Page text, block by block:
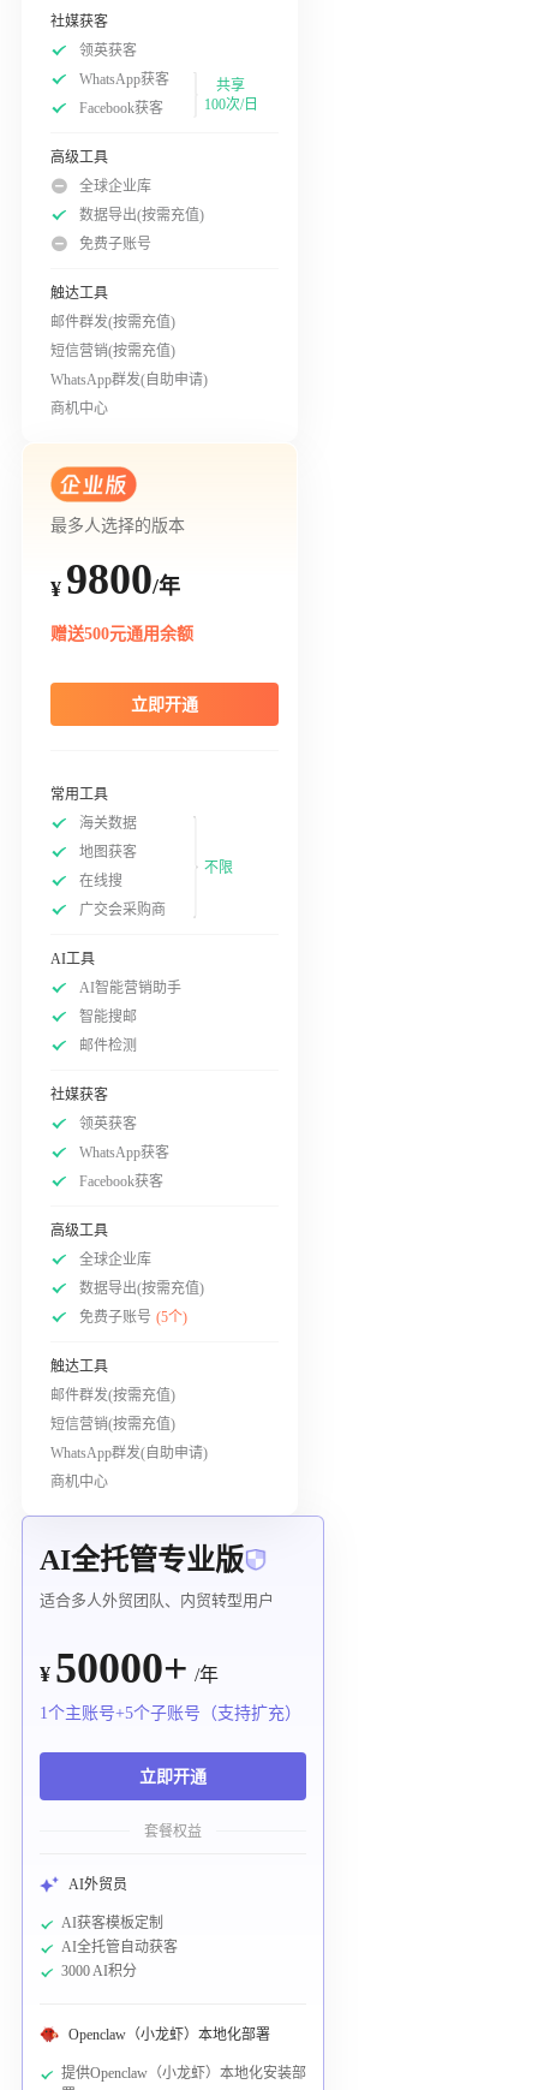
社媒获客
领英获客
WhatsApp获客
Facebook获客
共享
100次/日
高级工具
全球企业库
数据导出(按需充值)
免费子账号
触达工具
邮件群发(按需充值)
短信营销(按需充值)
WhatsApp群发(自助申请)
商机中心
最多人选择的版本
¥ 9800/年
赠送500元通用余额
立即开通
常用工具
海关数据
地图获客
在线搜
广交会采购商
不限
AI工具
AI智能营销助手
智能搜邮
邮件检测
社媒获客
领英获客
WhatsApp获客
Facebook获客
高级工具
全球企业库
数据导出(按需充值)
免费子账号 (5个)
触达工具
邮件群发(按需充值)
短信营销(按需充值)
WhatsApp群发(自助申请)
商机中心
AI全托管专业版
适合多人外贸团队、内贸转型用户
¥ 50000+ /年
1个主账号+5个子账号（支持扩充）
立即开通
套餐权益
AI外贸员
AI获客模板定制
AI全托管自动获客
3000 AI积分
Openclaw（小龙虾）本地化部署
提供Openclaw（小龙虾）本地化安装部